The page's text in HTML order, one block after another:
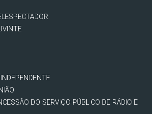
DO SERVIÇO PÚBLICO DE RÁDIO E